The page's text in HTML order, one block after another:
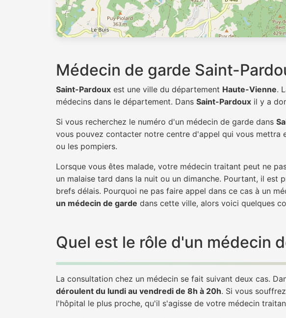
Médecin de garde Saint-
Saint-Pardoux est une ville du département Haute-Vienne.
médecins dans le département. Dans Saint-Pardoux il y a
Si vous recherchez le numéro d'un médecin de garde dans
vous pouvez contacter notre centre d'appel qui vous mettra
ou les pompiers.
Lorsque vous êtes malade, votre médecin traitant peut ne
un malaise tard dans la nuit ou un dimanche. Pourtant, il
brefs délais. Pourquoi ne pas faire appel dans ce cas à un
un médecin de garde dans cette ville, alors voici quelques
Quel est le rôle d'un médecin
La consultation chez un médecin se fait suivant deux cas.
déroulent du lundi au vendredi de 8h à 20h. Si vous
l'hôpital le plus proche, qu'il s'agisse de votre médecin